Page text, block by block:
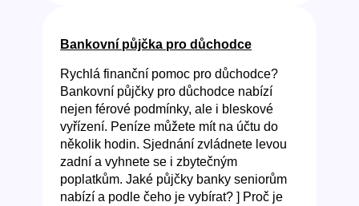
Bankovní půjčka pro důchodce
Rychlá finanční pomoc pro důchodce?
Bankovní půjčky pro důchodce nabízí
nejen férové podmínky, ale i bleskové
vyřízení. Peníze můžete mít na účtu do
několik hodin. Sjednání zvládnete levou
zadní a vyhnete se i zbytečným
poplatkům. Jaké půjčky banky seniorům
nabízí a podle čeho je vybírat? ] Proč je